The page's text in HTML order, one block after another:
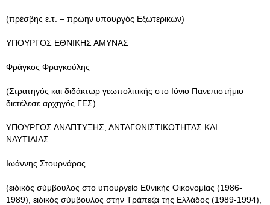
(πρέσβης ε.τ. – πρώην υπουργός Εξωτερικών)
ΥΠΟΥΡΓΟΣ ΕΘΝΙΚΗΣ ΑΜΥΝΑΣ
Φράγκος Φραγκούλης
(Στρατηγός και διδάκτωρ γεωπολιτικής στο Ιόνιο Πανεπιστήμιο
διετέλεσε αρχηγός ΓΕΣ)
ΥΠΟΥΡΓΟΣ ΑΝΑΠΤΥΞΗΣ, ΑΝΤΑΓΩΝΙΣΤΙΚΟΤΗΤΑΣ ΚΑΙ
ΝΑΥΤΙΛΙΑΣ
Ιωάννης Στουρνάρας
(ειδικός σύμβουλος στο υπουργείο Εθνικής Οικονομίας (1986-
1989), ειδικός σύμβουλος στην Τράπεζα της Ελλάδος (1989-1994),